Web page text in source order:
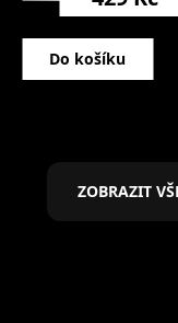
Do košíku
ZOBRAZIT